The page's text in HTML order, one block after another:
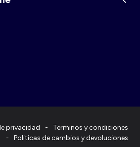
privacidad
Terminos y condiciones
Politicas de cambios y devoluciones